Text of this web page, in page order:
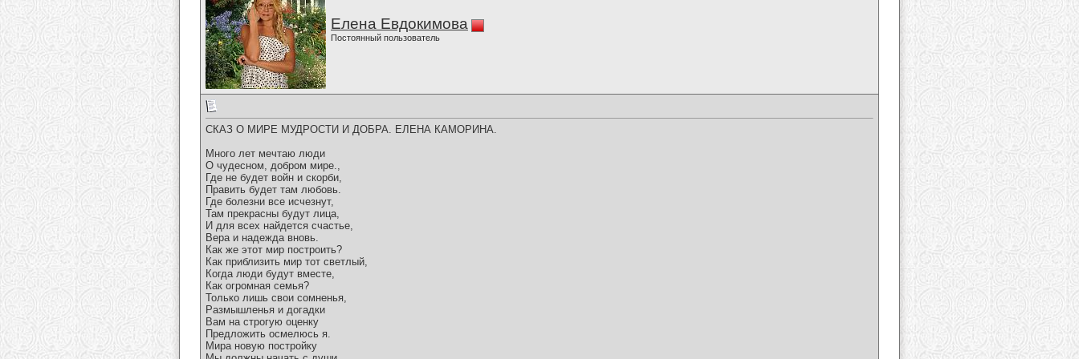
Елена Евдокимова
Постоянный пользователь
СКАЗ О МИРЕ МУДРОСТИ И ДОБРА. ЕЛЕНА КАМОРИНА.
Много лет мечтаю люди
О чудесном, добром мире.,
Где не будет войн и скорби,
Править будет там любовь.
Где болезни все исчезнут,
Там прекрасны будут лица,
И для всех найдется счастье,
Вера и надежда вновь.
Как же этот мир построить?
Как приблизить мир тот светлый,
Когда люди будут вместе,
Как огромная семья?
Только лишь свои сомненья,
Размышленья и догадки
Вам на строгую оценку
Предложить осмелюсь я.
Мира новую постройку